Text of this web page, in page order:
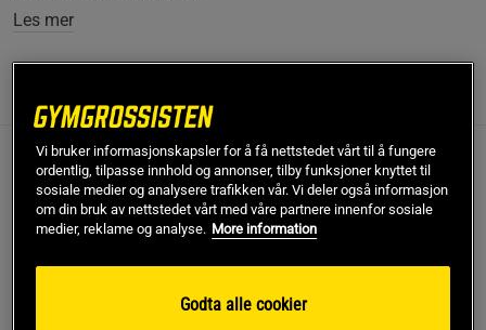
Les mer
Weight Vest Power fra Abilica er en justerbar vektvest med
en totalvekt på opptil 20 kg. Du velger selv hvor tung vesten
skal være, slik at du kan tilpasse den etter treningen og
øvelsene du utfører.
Vi bruker informasjonskapsler for å få nettstedet vårt til å fungere
ordentlig, tilpasse innhold og annonser, tilby funksjoner knyttet til
sosiale medier og analysere trafikken vår. Vi deler også informasjon
om din bruk av nettstedet vårt med våre partnere innenfor sosiale
medier, reklame og analyse. More information
Godta alle cookier